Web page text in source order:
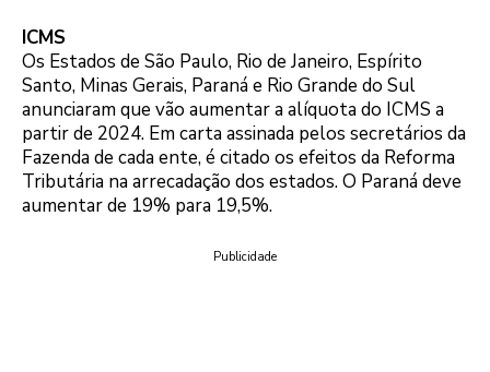
ICMS
Os Estados de São Paulo, Rio de Janeiro, Espírito
Santo, Minas Gerais, Paraná e Rio Grande do Sul
anunciaram que vão aumentar a alíquota do ICMS a
partir de 2024. Em carta assinada pelos secretários da
Fazenda de cada ente, é citado os efeitos da Reforma
Tributária na arrecadação dos estados. O Paraná deve
aumentar de 19% para 19,5%.
Publicidade